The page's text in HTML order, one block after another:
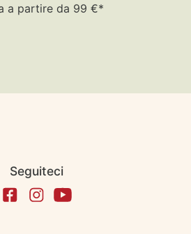
a partire da 99 €*
Seguiteci